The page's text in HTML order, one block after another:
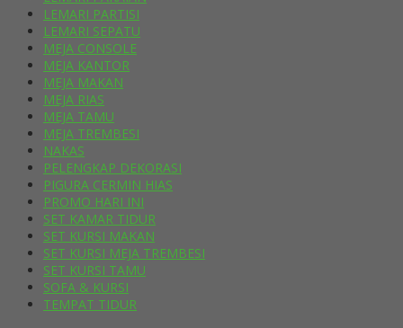
LEMARI PARTISI
LEMARI SEPATU
MEJA CONSOLE
MEJA KANTOR
MEJA MAKAN
MEJA RIAS
MEJA TAMU
MEJA TREMBESI
NAKAS
PELENGKAP DEKORASI
PIGURA CERMIN HIAS
PROMO HARI INI
SET KAMAR TIDUR
SET KURSI MAKAN
SET KURSI MEJA TREMBESI
SET KURSI TAMU
SOFA & KURSI
TEMPAT TIDUR